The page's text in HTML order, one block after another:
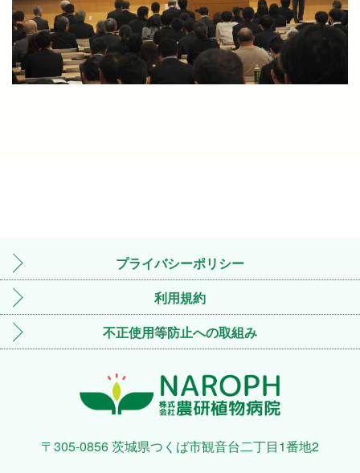
プライバシーポリシー
利用規約
不正使用等防止への取組み
〒305-0856 茨城県つくば市観音台二丁目1番地2